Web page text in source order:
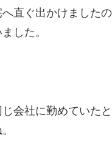
直ぐ出かけました
した。
会社に勤めていた